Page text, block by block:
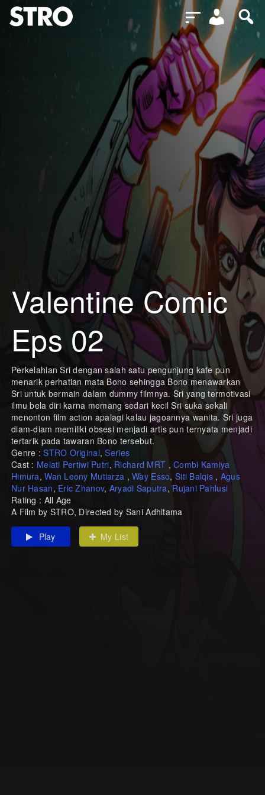
Valentine Comic
Eps 02
Perkelahian Sri dengan salah satu pengunjung kafe pun
menarik perhatian mata Bono sehingga Bono menawarkan
Sri untuk bermain dalam dummy filmnya. Sri yang termotivasi
ilmu bela diri karna memang sedari kecil Sri suka sekali
menonton film action apalagi kalau jagoannya wanita. Sri juga
diam-diam memiliki obsesi menjadi artis pun ternyata menjadi
tertarik pada tawaran Bono tersebut.
Genre :STRO Original,Series
Cast : Melati Pertiwi Putri, Richard MRT ,Combi Kamiya
Himura,Wan Leony Mutiarza ,Way Esso, Siti Balqis , Agus
Nur Hasan, Eric Zhanov, Aryadi Saputra, Rujani Pahlusi
Rating : All Age
A Film by STRO, Directed by Sani Adhitama
Play My List